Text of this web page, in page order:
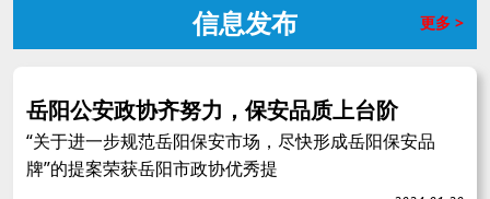
信息发布 更多 >
岳阳公安政协齐努力，保安品质上台阶
“关于进一步规范岳阳保安市场，尽快形成岳阳保安品
牌”的提案荣获岳阳市政协优秀提